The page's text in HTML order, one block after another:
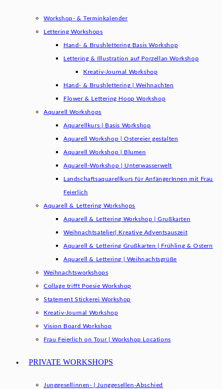
Workshop- & Terminkalender
Lettering Workshops
Hand- & Brushlettering Basis Workshop
Lettering & Illustration auf Porzellan Workshop
Kreativ-Journal Workshop
Hand- & Brushlettering | Weihnachten
Flower & Lettering Hoop Workshop
Aquarell Workshops
Aquarellkurs | Basis Workshop
Aquarell Workshop | Ostereier gestalten
Aquarell Workshop | Blumen
Aquarell-Workshop | Unterwasserwelt
Landschaftsaquarellkurs für AnfängerInnen mit Frau
Feierlich
Aquarell & Lettering Workshops
Aquarell & Lettering Workshop | Grußkarten
Weihnachtsatelier| Kreative Adventsauszeit
Aquarell & Lettering Grußkarten | Frühling & Ostern
Aquarell & Lettering | Weihnachtsgrüße​
Weihnachtsworkshops
Collage trifft Poesie Workshop
Statement Stickerei Workshop
Kreativ-Journal Workshop
Vision Board Workshop
Frau Feierlich on Tour | Workshop Locations
PRIVATE WORKSHOPS
Junggesellinnen- | Junggesellen-Abschied